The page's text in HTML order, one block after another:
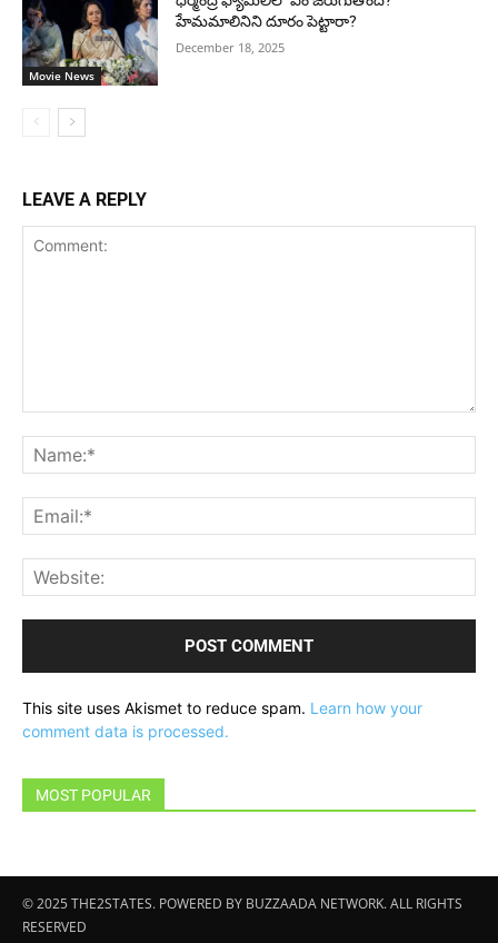
Movie News
హేమమాలినిని దూరం పెట్టారా?
December 18, 2025
LEAVE A REPLY
This site uses Akismet to reduce spam. Learn how your
comment data is processed.
MOST POPULAR
© 2025 THE2STATES. POWERED BY BUZZAADA NETWORK. ALL RIGHTS
RESERVED